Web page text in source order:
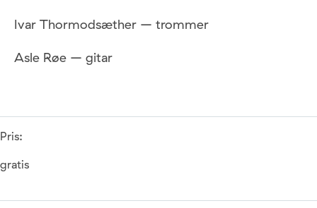
Ivar Thormodsæther – trommer
Asle Røe – gitar
Pris:
gratis